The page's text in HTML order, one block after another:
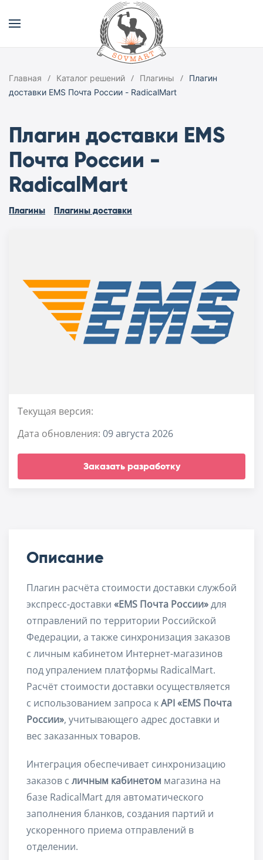
Главная Каталог решений Плагины
Плагин
доставки EMS Почта России - RadicalMart
Плагин доставки EMS
Почта России -
RadicalMart
Плагины Плагины доставки
Текущая версия:
Дата обновления: 09 августа 2026
Заказать разработку
Описание
Плагин расчёта стоимости доставки службой
экспресс-доставки «EMS Почта России»для
отправлений по территории Российской
Федерации, а также синхронизация заказов
с личным кабинетом Интернет-магазинов
под упралением платформы RadicalMart.
Расчёт стоимости доставки осуществляется
с использованием запроса кAPI «EMS Почта
России», учитывающего адрес доставки и
вес заказанных товаров.
Интеграция обеспечивает синхронизацию
заказов с личным кабинетом магазина на
базе RadicalMart для автоматического
заполнения бланков, создания партий и
ускоренного приема отправлений в
отделении.